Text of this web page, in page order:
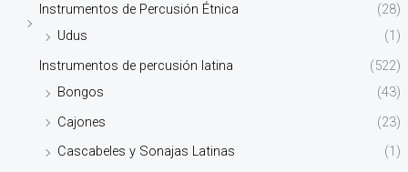
Instrumentos de Percusión Étnica
(28)
Udus
(1)
Instrumentos de percusión latina
(522)
Bongos
(43)
Cajones
(23)
Cascabeles y Sonajas Latinas
(1)